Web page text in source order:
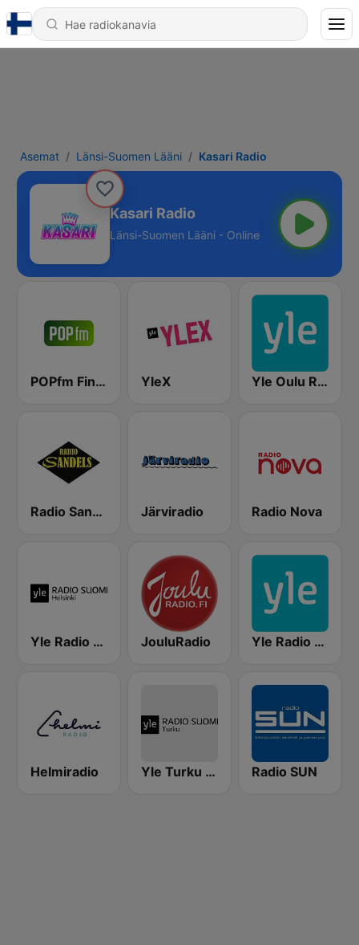
Asemat Länsi-Suomen Lääni Kasari Radio
Kasari Radio
Länsi-Suomen Lääni - Online
POPfm Finland YleX Yle Oulu Radio
Radio Sandels Järviradio Radio Nova
Yle Radio Suomi Helsinki JouluRadio Yle Radio Häme
Helmiradio Yle Turku Radio Suomi Radio SUN